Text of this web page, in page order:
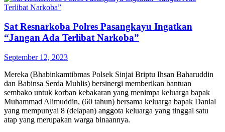
Sat Resnarkoba Polres Pasangkayu Ingatkan
“Jangan Ada Terlibat Narkoba”
September 12, 2023
Mereka (Bhabinkamtibmas Polsek Sinjai Briptu Ihsan Baharuddin
dan Babinsa Serda Muhlis) bersinergi memberikan bantuan
sembako untuk korban kebakaran yang menimpa keluarga bapak
Muhammad Alimuddin, (60 tahun) bersama keluarga bapak Danial
yang mempunyai 8 (delapan) anggota keluarga yang tinggal satu
atap yang merupakan warga binaannya.